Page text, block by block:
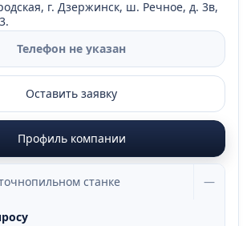
г. Дзержинск, ш. Речное, д. 3в,
Телефон не указан
Оставить заявку
Профиль компании
станке —